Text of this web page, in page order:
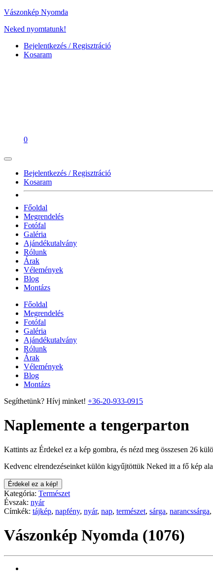
Vászonkép Nyomda
Neked nyomtatunk!
Bejelentkezés / Regisztráció
Kosaram
0
Bejelentkezés / Regisztráció
Kosaram
Főoldal
Megrendelés
Fotófal
Galéria
Ajándékutalvány
Rólunk
Árak
Vélemények
Blog
Montázs
Főoldal
Megrendelés
Fotófal
Galéria
Ajándékutalvány
Rólunk
Árak
Vélemények
Blog
Montázs
Segíthetünk? Hívj minket! +36-20-933-0915
Naplemente a tengerparton
Kattints az Érdekel ez a kép gombra, és nézd meg összesen 26
Kedvenc elrendezéseinket külön kigyűjtöttük Neked itt a fő kép
Érdekel ez a kép!
Kategória: Természet
Évszak: nyár
Címkék: tájkép, napfény, nyár, nap, természet, sárga, narancssárga,
Vászonkép Nyomda (1076)